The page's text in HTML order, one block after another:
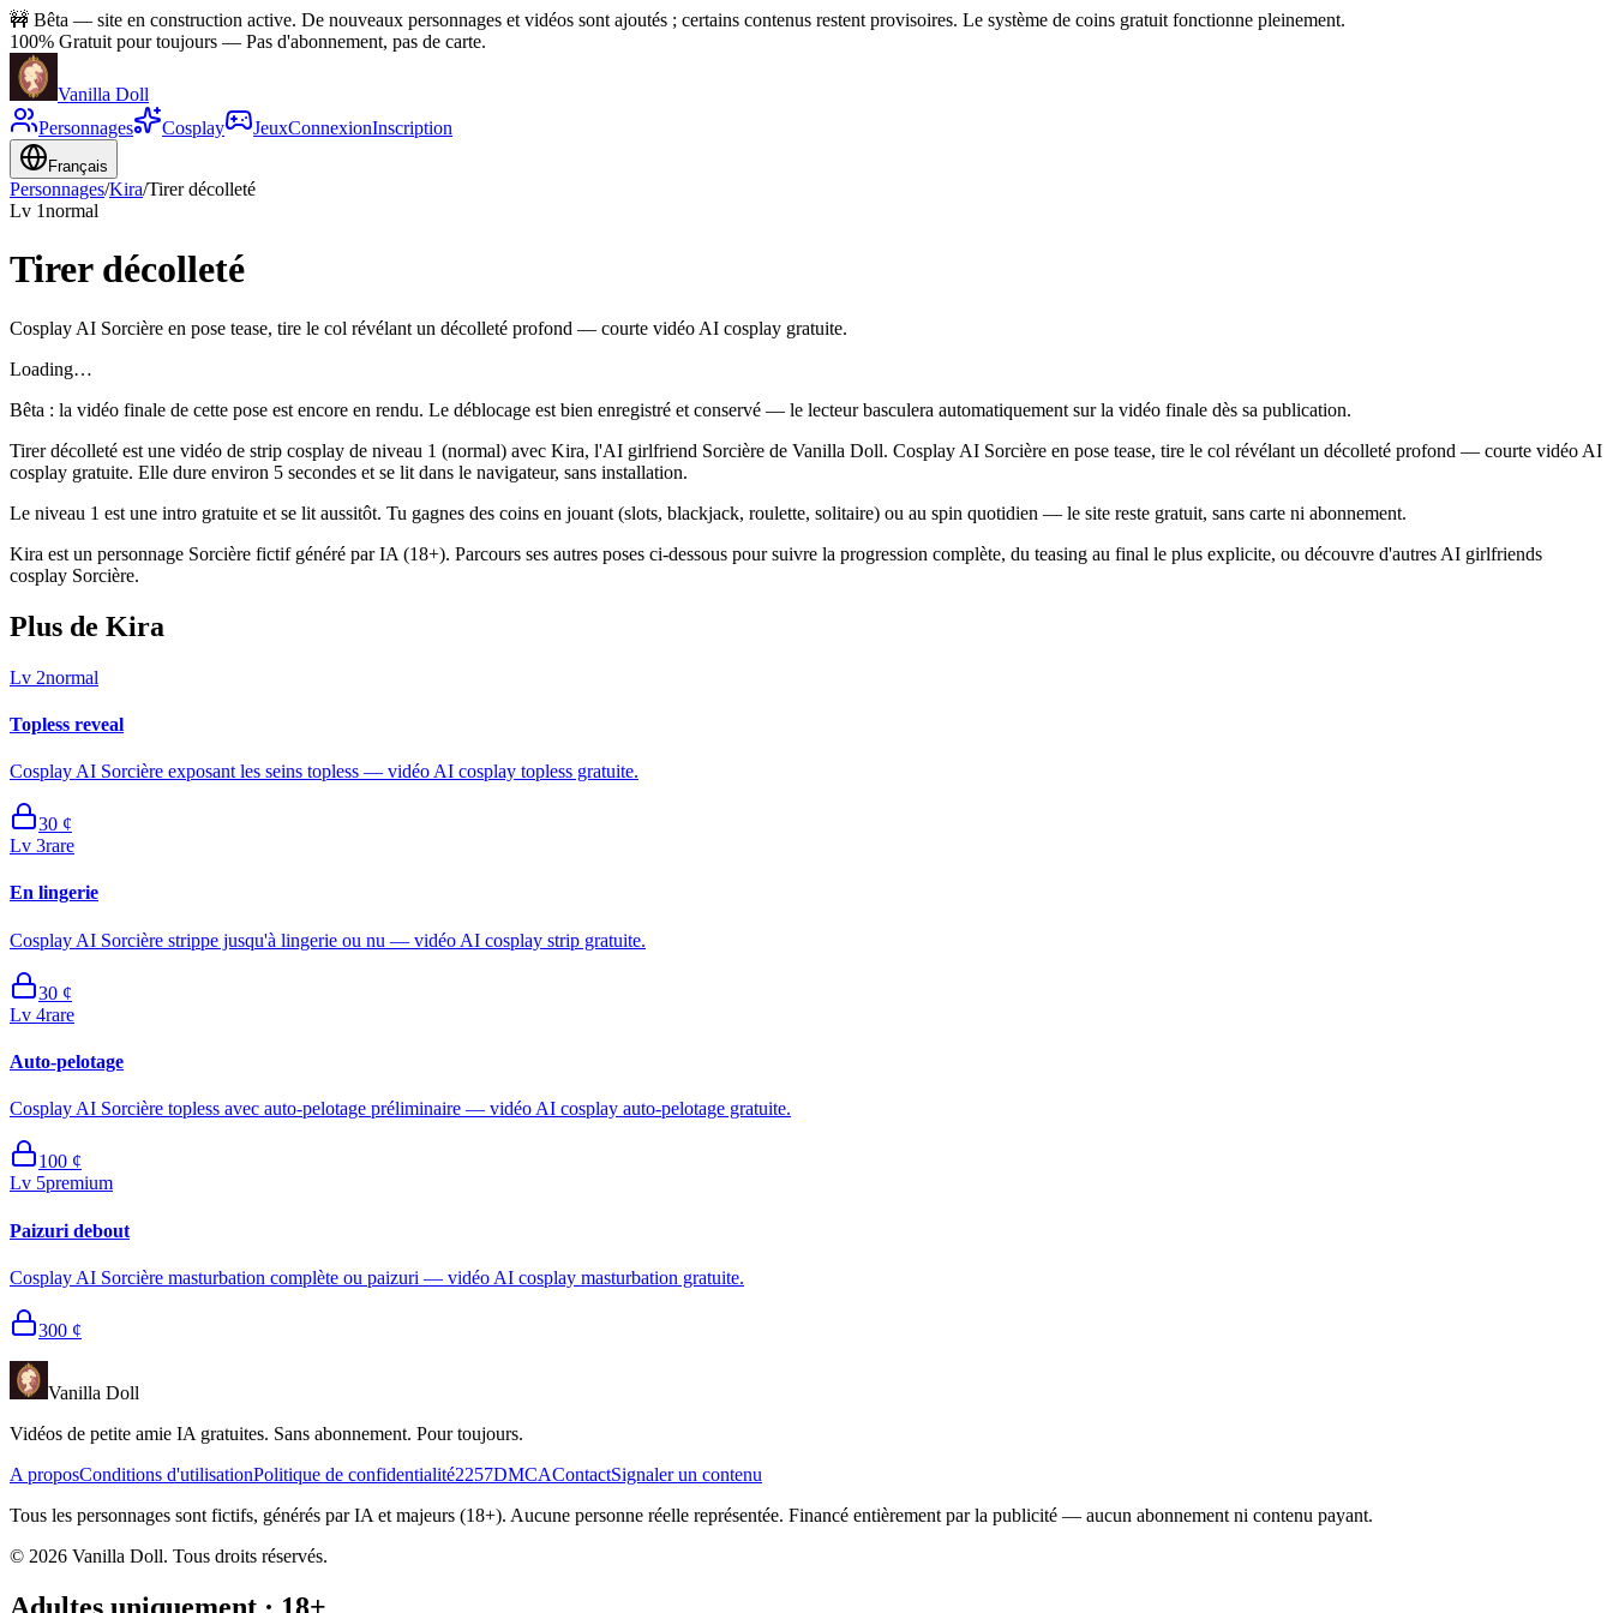
🚧 Bêta — site en construction active. De nouveaux personnages et vidéos sont ajoutés ; certains contenus restent provisoires. Le système de coins gratuit fonctionne pleinement.
100% Gratuit pour toujours — Pas d'abonnement, pas de carte.
Vanilla Doll
Personnages
Cosplay JeuxConnexionInscription
Français
Personnages/Kira/Tirer décolleté
Lv 1normal
Tirer décolleté
Cosplay AI Sorcière en pose tease, tire le col révélant un décolleté profond — courte vidéo AI cosplay gratuite.
Loading…
Bêta : la vidéo finale de cette pose est encore en rendu. Le déblocage est bien enregistré et conservé — le lecteur basculera automatiquement sur la vidéo finale dès sa publication.
Tirer décolleté est une vidéo de strip cosplay de niveau 1 (normal) avec Kira, l'AI girlfriend Sorcière de Vanilla Doll. Cosplay AI Sorcière en pose tease, tire le col révélant un décolleté profond — courte vidéo AI
cosplay gratuite. Elle dure environ 5 secondes et se lit dans le navigateur, sans installation.
Le niveau 1 est une intro gratuite et se lit aussitôt. Tu gagnes des coins en jouant (slots, blackjack, roulette, solitaire) ou au spin quotidien — le site reste gratuit, sans carte ni abonnement.
Kira est un personnage Sorcière fictif généré par IA (18+). Parcours ses autres poses ci-dessous pour suivre la progression complète, du teasing au final le plus explicite, ou découvre d'autres AI girlfriends
cosplay Sorcière.
Plus de Kira
Lv 2normal
Topless reveal
Cosplay AI Sorcière exposant les seins topless — vidéo AI cosplay topless gratuite.
30 ¢
Lv 3rare
En lingerie
Cosplay AI Sorcière strippe jusqu'à lingerie ou nu — vidéo AI cosplay strip gratuite.
30 ¢
Lv 4rare
Auto-pelotage
Cosplay AI Sorcière topless avec auto-pelotage préliminaire — vidéo AI cosplay auto-pelotage gratuite.
100 ¢
Lv 5premium
Paizuri debout
Cosplay AI Sorcière masturbation complète ou paizuri — vidéo AI cosplay masturbation gratuite.
300 ¢
Vanilla Doll
Vidéos de petite amie IA gratuites. Sans abonnement. Pour toujours.
A proposConditions d'utilisationPolitique de confidentialité2257DMCAContactSignaler un contenu
Tous les personnages sont fictifs, générés par IA et majeurs (18+). Aucune personne réelle représentée. Financé entièrement par la publicité — aucun abonnement ni contenu payant.
© 2026 Vanilla Doll. Tous droits réservés.
Adultes uniquement · 18+